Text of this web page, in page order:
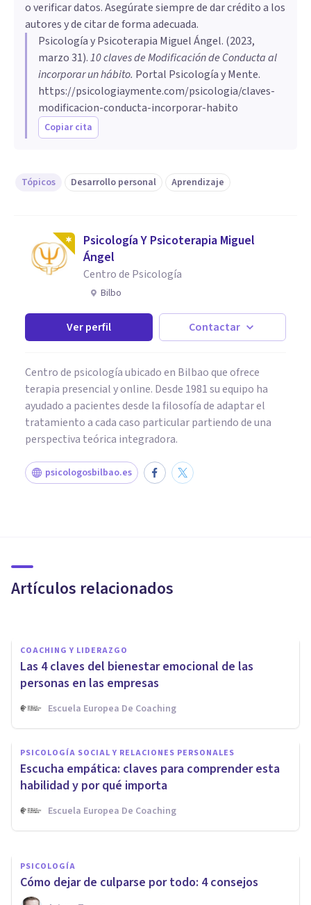
o verificar datos. Asegúrate siempre de dar crédito a los
autores y de citar de forma adecuada.
Psicología y Psicoterapia Miguel Ángel. (2023,
marzo 31).10 claves de Modificación de Conducta al
incorporar un hábito. Portal Psicología y Mente.
https://psicologiaymente.com/psicologia/claves-
modificacion-conducta-incorporar-habito
Copiar cita
Tópicos Desarrollo personal Aprendizaje
Psicología Y Psicoterapia Miguel
Ángel
Centro de Psicología
Bilbo
Ver perfil Contactar
Centro de psicología ubicado en Bilbao que ofrece
terapia presencial y online. Desde 1981 su equipo ha
ayudado a pacientes desde la filosofía de adaptar el
tratamiento a cada caso particular partiendo de una
perspectiva teórica integradora.
psicologosbilbao.es
Artículos relacionados
conocer
COACHING Y LIDERAZGO
Las 4 claves del bienestar emocional de las
personas en las empresas
Escuela Europea De Coaching
PSICOLOGÍA SOCIAL Y RELACIONES PERSONALES
Escucha empática: claves para comprender esta
habilidad y por qué importa
Escuela Europea De Coaching
PSICOLOGÍA CLÍNICA
¿Cómo se potencia la
participación del paciente en
psicoterapia?
Instituto Mensalus
PSICOLOGÍA
Cómo dejar de culparse por todo: 4 consejos